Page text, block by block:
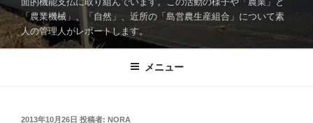
「農業機械」、「自然」、近所の「島営農生産組合」について素
人の管理人がレポートします。
メニュー
投
2013年10月26日 投稿者: NORA